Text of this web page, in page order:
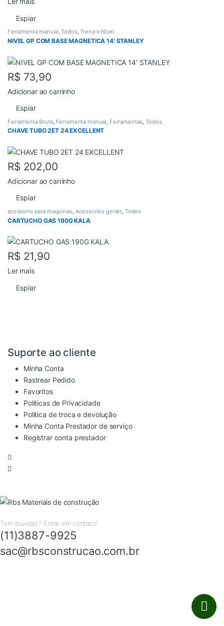
Espiar
Ferramenta manual,Todos,Trena e Nivel
NIVEL GP COM BASE MAGNETICA 14′ STANLEY
R$ 73,90
Adicionar ao carrinho
Espiar
Ferramenta Bruta, Ferramenta manual Ferramentas ,Todos
CHAVE TUBO 2ET 24 EXCELLENT
R$ 202,00
Adicionar ao carrinho
Espiar
acessorio para maquinas, Acessorios gerais, Todos
CARTUCHO GAS 190G KALA
R$ 21,90
Ler mais
Espiar
Suporte ao cliente
Minha Conta
Rastrear Pedido
Favoritos
Politicas de Privacidade
Politica de troca e devolução
Minha Conta Prestador de serviço
Registrar conta prestador
Tem duvidas ? Entre em contato!
(11)3887-9925
sac@rbsconstrucao.com.br